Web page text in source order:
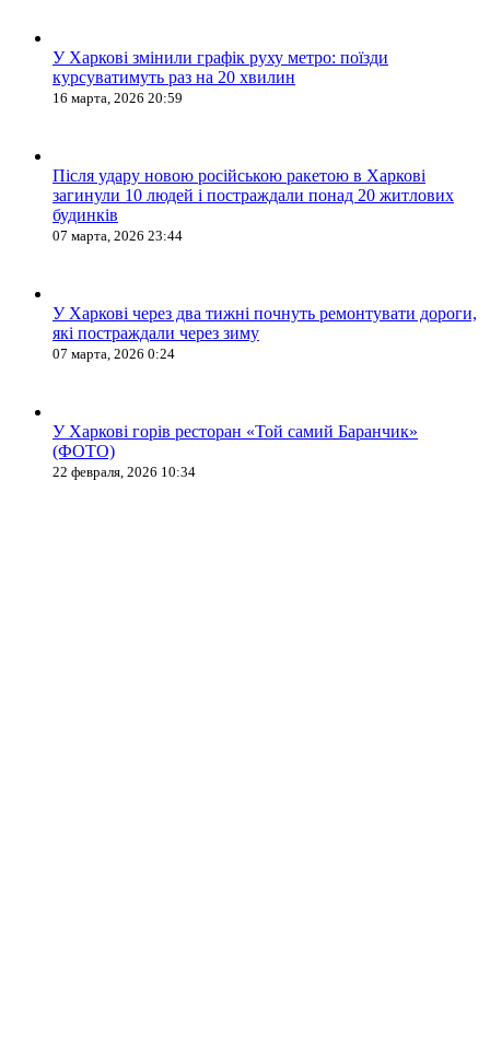
У Харкові змінили графік руху метро: поїзди
курсуватимуть раз на 20 хвилин
16 марта, 2026 20:59
Після удару новою російською ракетою в Харкові
загинули 10 людей і постраждали понад 20 житлових
будинків
07 марта, 2026 23:44
У Харкові через два тижні почнуть ремонтувати дороги,
які постраждали через зиму
07 марта, 2026 0:24
У Харкові горів ресторан «Той самий Баранчик»
(ФОТО)
22 февраля, 2026 10:34